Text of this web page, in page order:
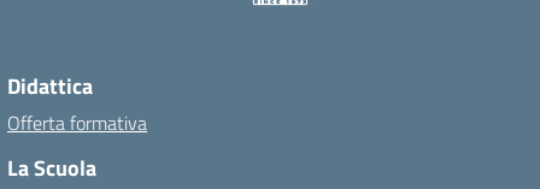
Didattica
Offerta formativa
La Scuola